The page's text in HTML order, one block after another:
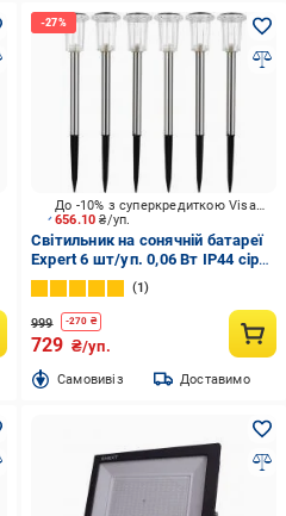
656.10₴/уп.
До -10% з суперкредиткою Visa Вигода
Світильник на сонячній батареї
Expert 6 шт/уп. 0,06 Вт IP44 сірий
ELTm-T55-RGB
1
999 -270 ₴
729 ₴/уп.
Cамовивіз Доставимо